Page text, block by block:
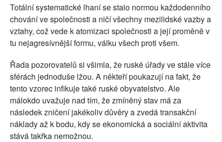
Totální systematické lhaní se stalo normou každodenního
chování ve společnosti a ničí všechny mezilidské vazby a
vztahy, což vede k atomizaci společnosti a její proměně v
tu nejagresívnější formu, válku všech proti všem.
Řada pozorovatelů si všimla, že ruské úřady ve stále více
sférách jednoduše lžou. A někteří poukazují na fakt, že
tento vzorec infikuje také ruské obyvatelstvo. Ale
málokdo uvažuje nad tím, že zmíněný stav má za
následek zničení jakékoliv důvěry a zvedá transakční
náklady až k bodu, kdy se ekonomická a sociální aktivita
stává takřka nemožnou.